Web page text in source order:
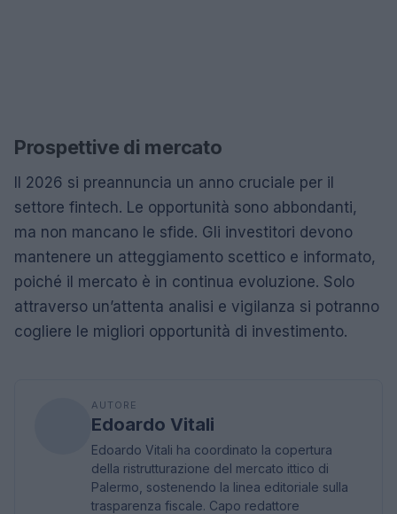
Prospettive di mercato
Il 2026 si preannuncia un anno cruciale per il
settore fintech. Le opportunità sono abbondanti,
ma non mancano le sfide. Gli investitori devono
mantenere un atteggiamento scettico e informato,
poiché il mercato è in continua evoluzione. Solo
attraverso un’attenta analisi e vigilanza si potranno
cogliere le migliori opportunità di investimento.
AUTORE
Edoardo Vitali
Edoardo Vitali ha coordinato la copertura
della ristrutturazione del mercato ittico di
Palermo, sostenendo la linea editoriale sulla
trasparenza fiscale. Capo redattore